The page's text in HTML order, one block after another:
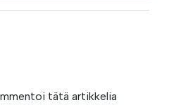
tätä artikkelia